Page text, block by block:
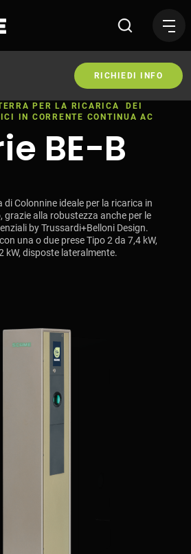
RICHIEDI INFO
LUXURY
PER LA RICARICA DEI
IN CORRENTE CONTINUA AC
BE-B
di Colonnine ideale per la ricarica in
grazie alla robustezza anche per le
by Trussardi+Belloni Design.
una o due prese Tipo 2 da 7,4 kW,
kW, disposte lateralmente.